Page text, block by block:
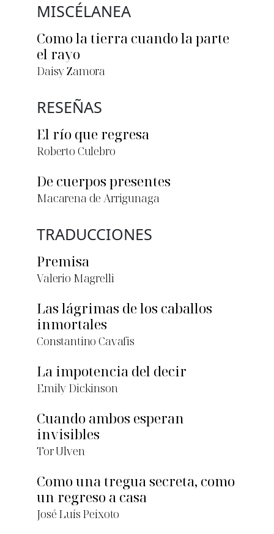
MISCÉLANEA
Como la tierra cuando la parte
el rayo
Daisy Zamora
RESEÑAS
El río que regresa
Roberto Culebro
De cuerpos presentes
Macarena de Arrigunaga
TRADUCCIONES
Premisa
Valerio Magrelli
Las lágrimas de los caballos
inmortales
Constantino Cavafis
La impotencia del decir
Emily Dickinson
Cuando ambos esperan
invisibles
Tor Ulven
Como una tregua secreta, como
un regreso a casa
José Luís Peixoto